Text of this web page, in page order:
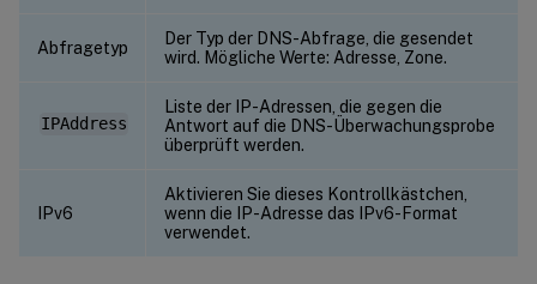
Abfragetyp
Der Typ der DNS-Abfrage, die gesendet
wird. Mögliche Werte: Adresse, Zone.
IPAddress
Liste der IP-Adressen, die gegen die
Antwort auf die DNS-Überwachungsprobe
überprüft werden.
IPv6
Aktivieren Sie dieses Kontrollkästchen,
wenn die IP-Adresse das IPv6-Format
verwendet.